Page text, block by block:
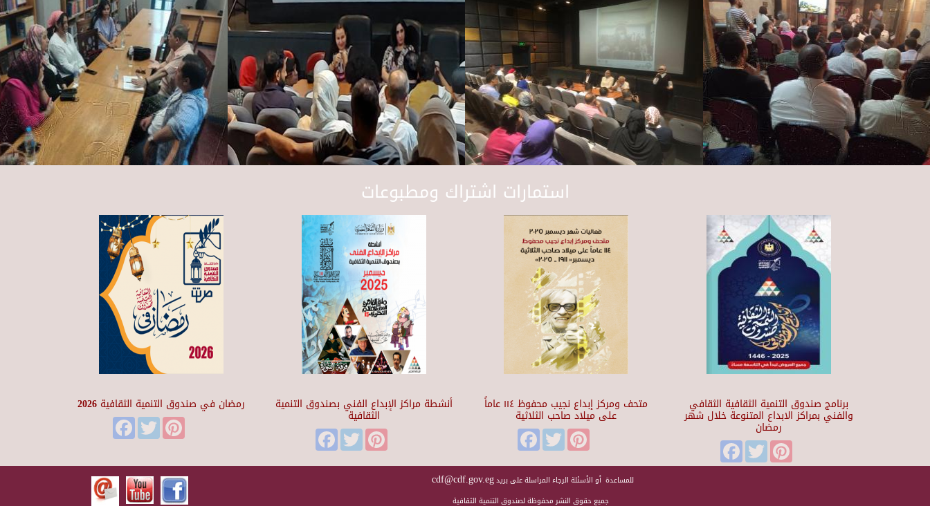
استمارات اشتراك ومطبوعات
رمضان في صندوق التنمية الثقافية 2026
FacebookTwitter
أنشطة مراكز الإبداع الفني بصندوق التنمية
الثقافية
FacebookTwitterPinterest
متحف ومركز إبداع نجيب محفوظ ١١٤ عاماً
على ميلاد صاحب الثلاثية
FacebookTwitter
برنامج صندوق التنمية الثقافية الثقافي
والفني بمراكز الابداع المتنوعة خلال شهر
رمضان
FacebookTwitterPinterest
للمساعدة أو الأسئلة الرجاء المراسلة على بريدcdf@cdf.gov.eg
جميع حقوق النشر محفوظة لصندوق التنمية الثقافية